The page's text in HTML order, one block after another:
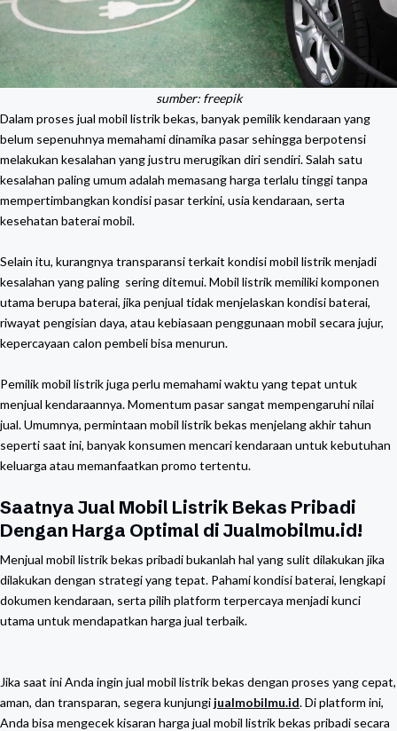
sumber: freepik
Dalam proses jual mobil listrik bekas, banyak pemilik kendaraan yang
belum sepenuhnya memahami dinamika pasar sehingga berpotensi
melakukan kesalahan yang justru merugikan diri sendiri. Salah satu
kesalahan paling umum adalah memasang harga terlalu tinggi tanpa
mempertimbangkan kondisi pasar terkini, usia kendaraan, serta
kesehatan baterai mobil.
Selain itu, kurangnya transparansi terkait kondisi mobil listrik menjadi
kesalahan yang paling sering ditemui. Mobil listrik memiliki komponen
utama berupa baterai, jika penjual tidak menjelaskan kondisi baterai,
riwayat pengisian daya, atau kebiasaan penggunaan mobil secara jujur,
kepercayaan calon pembeli bisa menurun.
Pemilik mobil listrik juga perlu memahami waktu yang tepat untuk
menjual kendaraannya. Momentum pasar sangat mempengaruhi nilai
jual. Umumnya, permintaan mobil listrik bekas menjelang akhir tahun
seperti saat ini, banyak konsumen mencari kendaraan untuk kebutuhan
keluarga atau memanfaatkan promo tertentu.
Saatnya Jual Mobil Listrik Bekas Pribadi
Dengan Harga Optimal di Jualmobilmu.id!
Menjual mobil listrik bekas pribadi bukanlah hal yang sulit dilakukan jika
dilakukan dengan strategi yang tepat. Pahami kondisi baterai, lengkapi
dokumen kendaraan, serta pilih platform terpercaya menjadi kunci
utama untuk mendapatkan harga jual terbaik.
Jika saat ini Anda ingin jual mobil listrik bekas dengan proses yang cepat,
aman, dan transparan, segera kunjungi jualmobilmu.id. Di platform ini,
Anda bisa mengecek kisaran harga jual mobil listrik bekas pribadi secara